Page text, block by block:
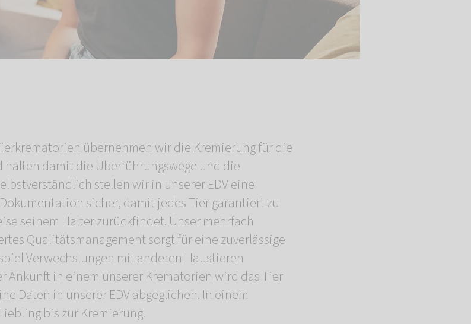
übernehmen wir die Kremierung für die
halten damit die Überführungswege und die
stellen wir in unserer EDV eine
sicher, damit jedes Tier garantiert zu
seinem Halter zurückfindet. Unser mehrfach
Qualitätsmanagement sorgt für eine zuverlässige
Verwechslungen mit anderen Haustieren
Ankunft in einem unserer Krematorien wird das Tier
Daten in unserer EDV abgeglichen. In einem
bis zur Kremierung.